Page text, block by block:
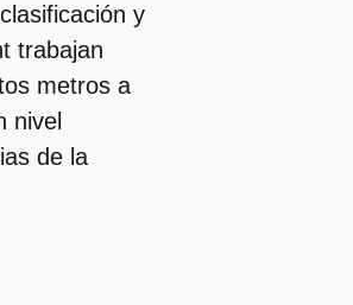
y
trabajan
metros a
nivel
de la